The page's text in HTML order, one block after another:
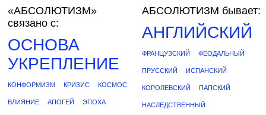
«АБСОЛЮТИЗМ»
связано с:
ОСНОВА
УКРЕПЛЕНИЕ
КОНФОРМИЗМ КРИЗИС КОСМОС
ВЛИЯНИЕ АПОГЕЙ ЭПОХА
АБСОЛЮТИЗМ бывает:
АНГЛИЙСКИЙ
ФРАНЦУЗСКИЙ ФЕОДАЛЬНЫЙ
ПРУССКИЙ ИСПАНСКИЙ
КОРОЛЕВСКИЙ ПАПСКИЙ
НАСЛЕДСТВЕННЫЙ